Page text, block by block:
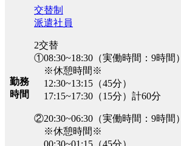
勤務
時間
交替制
派遣社員
2交替
①08:30~18:30（実働時間：9時間）
※休憩時間※
12:30~13:15（45分）
17:15~17:30（15分）計60分
②20:30~06:30（実働時間：9時間）
※休憩時間※
00:30~01:15（45分）